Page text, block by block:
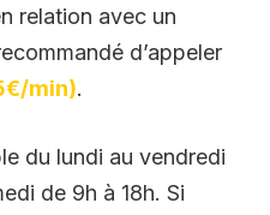
relation avec un
d’appeler
min).
du lundi au vendredi
de 9h à 18h. Si